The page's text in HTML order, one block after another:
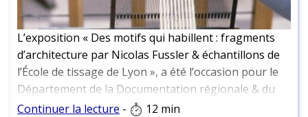
L’exposition « Des motifs qui habillent : fragments
d’architecture par Nicolas Fussler & échantillons de
l’École de tissage de Lyon », a été l’occasion pour le
Département de la Documentation régionale & du
Dépôt légal de mettre un coup de projecteur sur
Continuer la lecture - 12 min